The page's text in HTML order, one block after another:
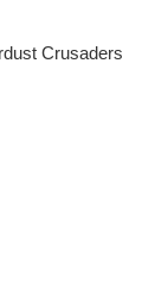
Crusaders